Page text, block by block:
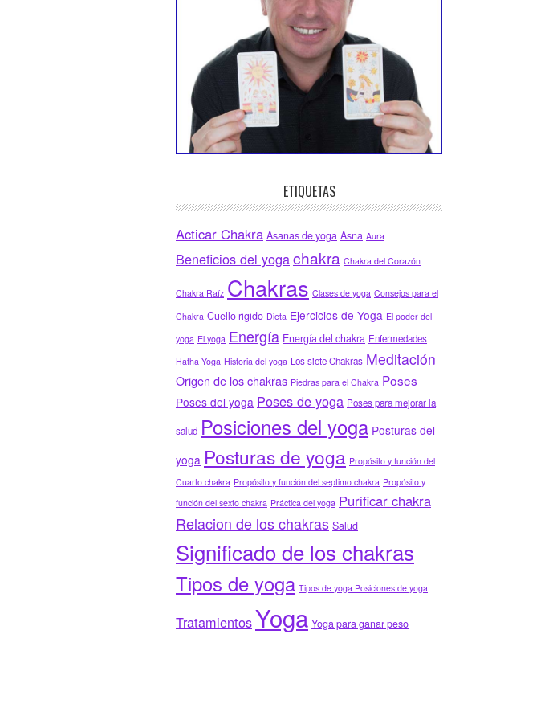
ETIQUETAS
Acticar Chakra Asanas de yoga Asna Aura
Beneficios del yogachakra Chakra del Corazón
Chakra Raíz Chakras Clases de yoga Consejos para el
Chakra Cuello rigido Dieta Ejercicios de Yoga El poder del
yoga El yoga Energía Energía del chakra Enfermedades
Hatha Yoga Historia del yoga Los siete Chakras Meditación
Origen de los chakras Piedras para el Chakra Poses
Poses del yoga Poses de yoga Poses para mejorar la
salud Posiciones del yoga Posturas del
yoga Posturas de yoga Propósito y función del
Cuarto chakra Propósito y función del septimo chakra Propósito y
función del sexto chakra Práctica del yoga Purificar chakra
Relacion de los chakras Salud
Significado de los chakras
Tipos de yoga Tipos de yoga Posiciones de yoga
TratamientosYoga Yoga para ganar peso